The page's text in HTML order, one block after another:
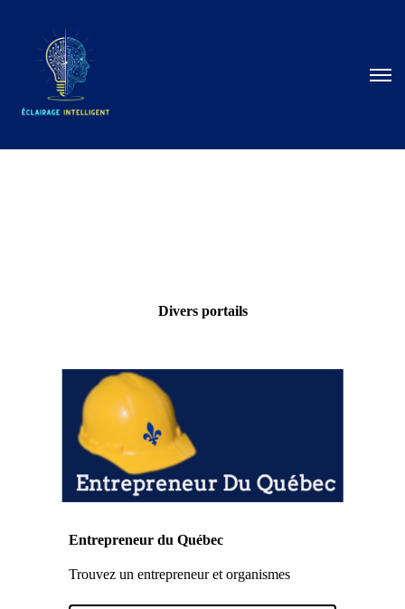
Divers portails
Entrepreneur du Québec
Trouvez un entrepreneur et organismes